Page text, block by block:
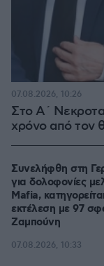
Στο Α΄
χρόνο από τον
07.08.2026, 10:26
Συνελήφθη στη
για δολοφονίες
Mafia,
εκτέλεση με 97
Ζαμπούνη
07.08.2026, 10:33